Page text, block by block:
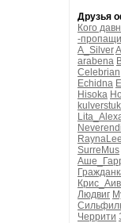
Друзья
Кого
-
A_Silver
arabena
Celebrian
Echidna
Hisoka
RaynaLee
SurreMus
Людвиг
Черрити